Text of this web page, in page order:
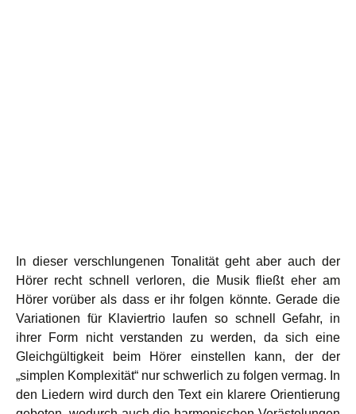
In dieser verschlungenen Tonalität geht aber auch der
Hörer recht schnell verloren, die Musik fließt eher am
Hörer vorüber als dass er ihr folgen könnte. Gerade die
Variationen für Klaviertrio laufen so schnell Gefahr, in
ihrer Form nicht verstanden zu werden, da sich eine
Gleichgültigkeit beim Hörer einstellen kann, der der
„simplen Komplexität“ nur schwerlich zu folgen vermag. In
den Liedern wird durch den Text ein klarere Orientierung